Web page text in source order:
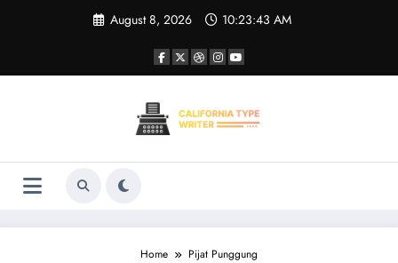
August 8, 2026 10:23:43 AM
Home Pijat Punggung